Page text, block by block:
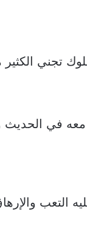
تجني
الحديث
التعب